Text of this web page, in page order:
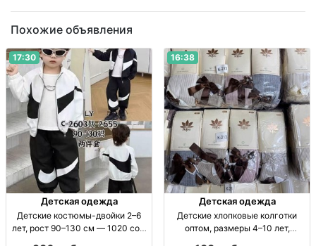
Похожие объявления
17:30
Детская одежда
Детские костюмы-двойки 2–6
лет, рост 90–130 см — 1020 сом
16:38
Детская одежда
Детские хлопковые колготки
оптом, размеры 4–10 лет,